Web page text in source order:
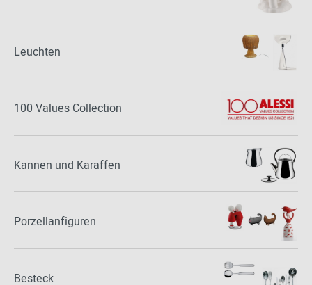
Leuchten
100 Values Collection
Kannen und Karaffen
Porzellanfiguren
Besteck